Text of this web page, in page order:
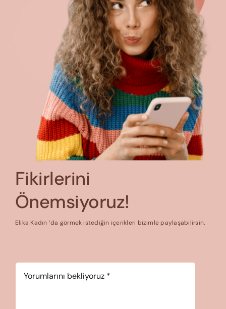
Fikirlerini
Önemsiyoruz!
Elika Kadın ‘da görmek istediğin içerikleri bizimle paylaşabilirsin.